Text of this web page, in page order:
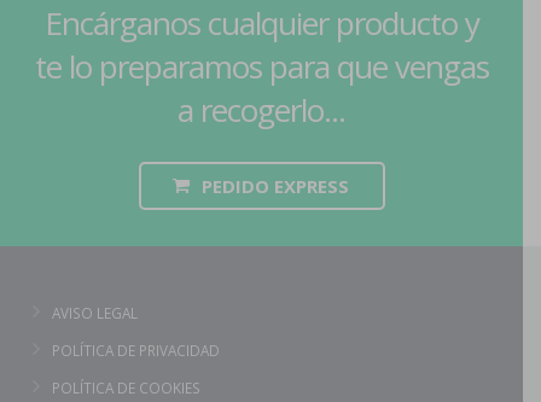
Encárganos cualquier producto y
te lo preparamos para que vengas
a recogerlo...
PEDIDO EXPRESS
AVISO LEGAL
POLÍTICA DE PRIVACIDAD
POLÍTICA DE COOKIES